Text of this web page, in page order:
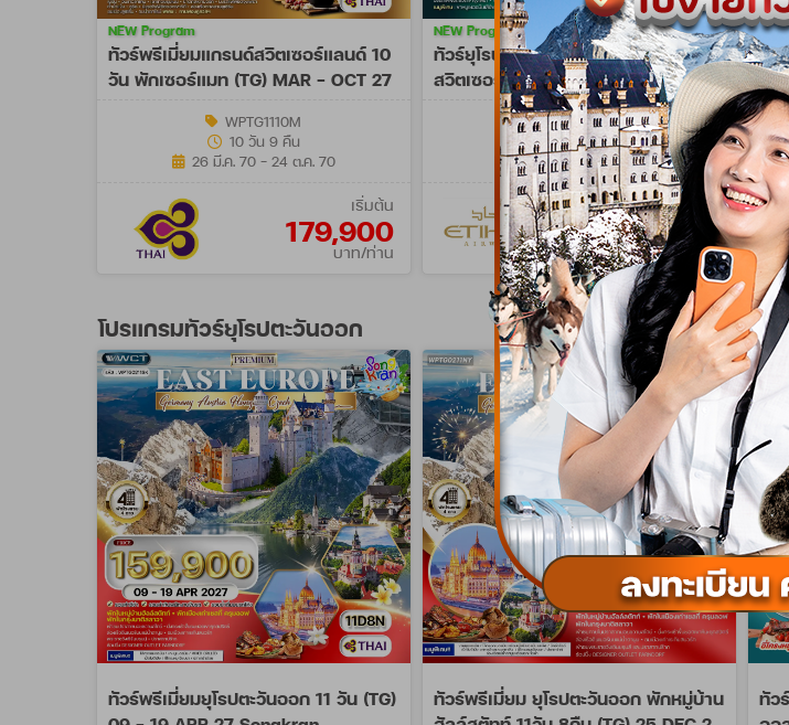
ทัวร์พรีเมี่ยมแกรนด์สวิตเซอร์แลนด์ 10
วัน พักเซอร์แมท (TG) MAR - OCT 27
NEW Program
WPTG1110M
10 วัน 9 คืน
26 มี.ค. 70 - 24 ต.ค. 70
เริ่มต้น
179,900
บาท/ท่าน
ทัวร์ยุโรปแอลป์ เยอรมัน - ออสเตรีย -
สวิตเซอร์แลนด์ 8 วัน (EY) 01 - 08
NEW Program
WTEY0308P
8 วัน 5 คืน
01 พ.ย. 69 - 08 พ.ย. 69
เริ่มต้น
79,900
บาท/ท่าน
ทัว
เมื
โปรแกรมทัวร์ยุโรปตะวันออก
ทัวร์พรีเมี่ยมยุโรปตะวันออก 11 วัน (TG)
ทัวร์พรีเมี่ยม ยุโรปตะวันออก พักหมู่บ้าน
ทัว